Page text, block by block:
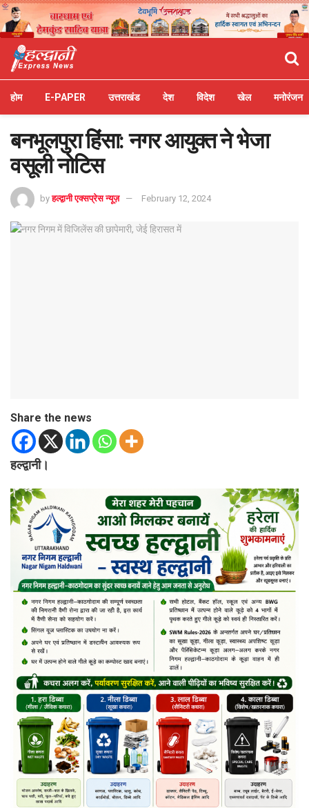
होम E-PAPER उत्तराखंड देश विदेश खेल मनोरंजन
बनभूलपुरा हिंसा: नगर आयुक्त ने भेजा
वसूली नोटिस
by हल्द्वानी एक्सप्रेस न्यूज़ February 12, 2024
Share the news
हल्द्वानी।